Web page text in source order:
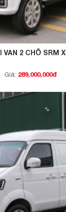
VAN 2 CHỖ SRM
Giá: 289,000,000đ